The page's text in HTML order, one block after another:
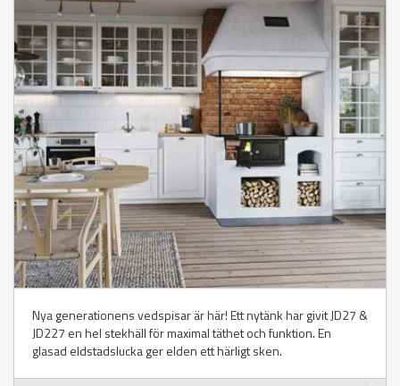
Nya generationens vedspisar är här! Ett nytänk har givit JD27 &
JD227 en hel stekhäll för maximal täthet och funktion. En
glasad eldstadslucka ger elden ett härligt sken.